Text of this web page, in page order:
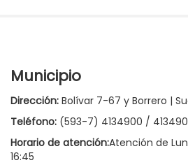
Municipio
Dirección: Bolívar 7-67 y Borrero |
Teléfono: (593-7) 4134900 /
Horario de atención:Atención de
16:45